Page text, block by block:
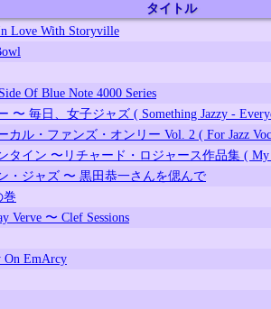
タイトル
Love With Storyville
Of Blue Note 4000 Series
〜 毎日、女子ジャズ ( Something Jazzy -
ル・ファンズ・オンリー Vol. 2 ( For Jazz
タイン 〜リチャード・ロジャース作品集 ( My
・ジャズ 〜 黒田恭一さんを偲んで
巻
Verve 〜 Clef Sessions
On EmArcy